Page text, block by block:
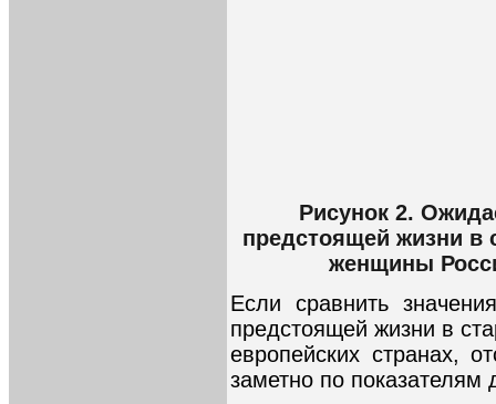
Рисунок 2.
предстоящей жизни в
женщины
Если сравнить
предстоящей жизни в
европейских странах,
заметно по